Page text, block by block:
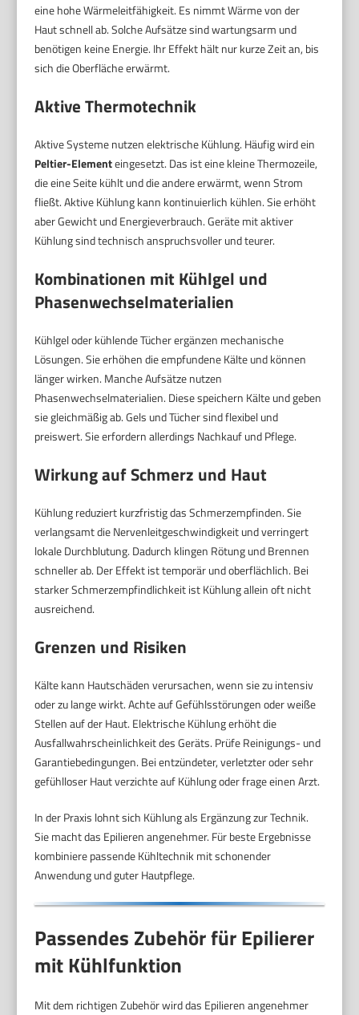
eine hohe Wärmeleitfähigkeit. Es nimmt Wärme von der
Haut schnell ab. Solche Aufsätze sind wartungsarm und
benötigen keine Energie. Ihr Effekt hält nur kurze Zeit an, bis
sich die Oberfläche erwärmt.
Aktive Thermotechnik
Aktive Systeme nutzen elektrische Kühlung. Häufig wird ein
Peltier-Elementeingesetzt. Das ist eine kleine Thermozeile,
die eine Seite kühlt und die andere erwärmt, wenn Strom
fließt. Aktive Kühlung kann kontinuierlich kühlen. Sie erhöht
aber Gewicht und Energieverbrauch. Geräte mit aktiver
Kühlung sind technisch anspruchsvoller und teurer.
Kombinationen mit Kühlgel und
Phasenwechselmaterialien
Kühlgel oder kühlende Tücher ergänzen mechanische
Lösungen. Sie erhöhen die empfundene Kälte und können
länger wirken. Manche Aufsätze nutzen
Phasenwechselmaterialien. Diese speichern Kälte und geben
sie gleichmäßig ab. Gels und Tücher sind flexibel und
preiswert. Sie erfordern allerdings Nachkauf und Pflege.
Wirkung auf Schmerz und Haut
Kühlung reduziert kurzfristig das Schmerzempfinden. Sie
verlangsamt die Nervenleitgeschwindigkeit und verringert
lokale Durchblutung. Dadurch klingen Rötung und Brennen
schneller ab. Der Effekt ist temporär und oberflächlich. Bei
starker Schmerzempfindlichkeit ist Kühlung allein oft nicht
ausreichend.
Grenzen und Risiken
Kälte kann Hautschäden verursachen, wenn sie zu intensiv
oder zu lange wirkt. Achte auf Gefühlsstörungen oder weiße
Stellen auf der Haut. Elektrische Kühlung erhöht die
Ausfallwahrscheinlichkeit des Geräts. Prüfe Reinigungs- und
Garantiebedingungen. Bei entzündeter, verletzter oder sehr
gefühlloser Haut verzichte auf Kühlung oder frage einen Arzt.
In der Praxis lohnt sich Kühlung als Ergänzung zur Technik.
Sie macht das Epilieren angenehmer. Für beste Ergebnisse
kombiniere passende Kühltechnik mit schonender
Anwendung und guter Hautpflege.
Passendes Zubehör für Epilierer
mit Kühlfunktion
Mit dem richtigen Zubehör wird das Epilieren angenehmer